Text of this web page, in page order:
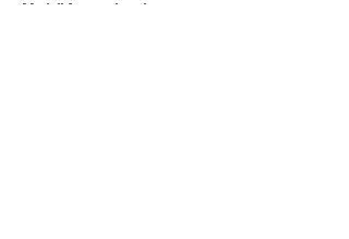
Modalità organizzative